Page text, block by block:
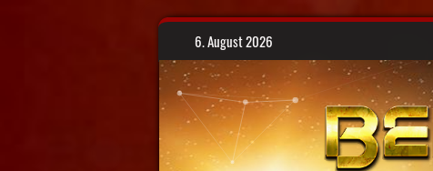
Skip
content
6. August 2026